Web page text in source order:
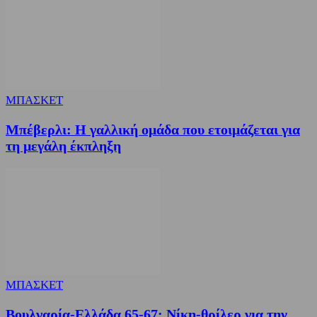
ΜΠΑΣΚΕΤ
Μπέβερλι: Η γαλλική ομάδα που ετοιμάζεται για
τη μεγάλη έκπληξη
ΜΠΑΣΚΕΤ